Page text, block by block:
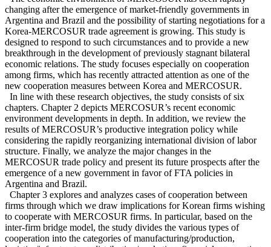
changing after the emergence of market-friendly governments in
Argentina and Brazil and the possibility of starting negotiations for a
Korea-MERCOSUR trade agreement is growing. This study is
designed to respond to such circumstances and to provide a new
breakthrough in the development of previously stagnant bilateral
economic relations. The study focuses especially on cooperation
among firms, which has recently attracted attention as one of the
new cooperation measures between Korea and MERCOSUR.
In line with these research objectives, the study consists of six
chapters. Chapter 2 depicts MERCOSUR’s recent economic
environment developments in depth. In addition, we review the
results of MERCOSUR’s productive integration policy while
considering the rapidly reorganizing international division of labor
structure. Finally, we analyze the major changes in the
MERCOSUR trade policy and present its future prospects after the
emergence of a new government in favor of FTA policies in
Argentina and Brazil.
Chapter 3 explores and analyzes cases of cooperation between
firms through which we draw implications for Korean firms wishing
to cooperate with MERCOSUR firms. In particular, based on the
inter-firm bridge model, the study divides the various types of
cooperation into the categories of manufacturing/production,